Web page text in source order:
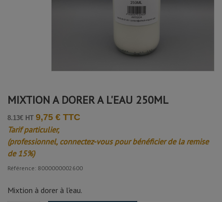
MIXTION A DORER A L'EAU 250ML
8.13€ HT 9,75 € TTC
Tarif particulier,
(professionnel, connectez-vous pour bénéficier de la remise
de 15%)
Référence: 8000000002600
Mixtion à dorer à l'eau.
(Date de commande : 07/12/2024)